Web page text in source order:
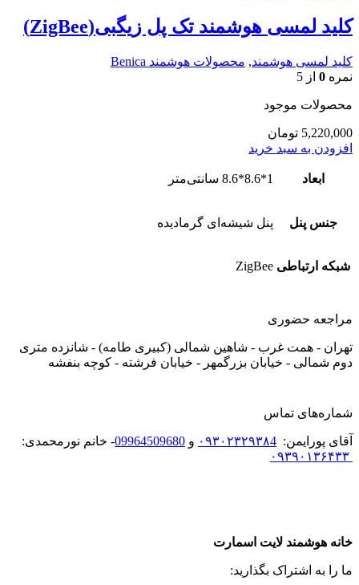
کلید لمسی هوشمند تک پل زیگبی(ZigBee)
کلید لمسی هوشمند, محصولات هوشمند Benica
نمره 0 از 5
محصولات موجود
5,220,000 تومان
افزودن به سبد خرید
ابعاد 1*8.6*8.6 سانتی‌متر
جنس پنل پنل شیشه‌ای گرمادیده
شبکه ارتباطی ZigBee
مراجعه حضوری
تهران - همت غرب - شاهین شمالی (کبیری طامه) - شانزده متری
دوم شمالی - خیابان بزرگمهر - خیابان فرشته - کوچه بنفشه
شماره‌های تماس
آقای پورایمن: ۰۹۳۰۲۳۲۹۳۸4 و 09964509680- خانم نورمحمدی:
خانه هوشمند لایت اسمارت
ما را به اشتراک بگذارید: